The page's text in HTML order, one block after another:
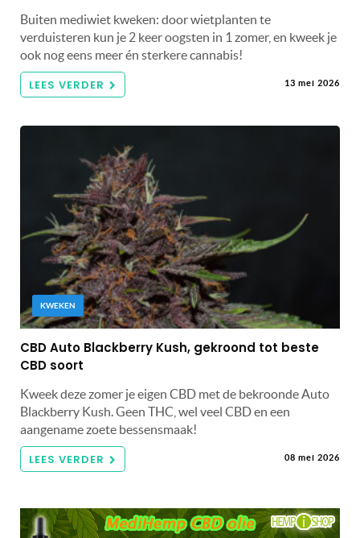
Buiten mediwiet kweken: door wietplanten te
verduisteren kun je 2 keer oogsten in 1 zomer, en kweek je
ook nog eens meer én sterkere cannabis!
LEES VERDER 13 mei 2026
KWEKEN
CBD Auto Blackberry Kush, gekroond tot beste
CBD soort
Kweek deze zomer je eigen CBD met de bekroonde Auto
Blackberry Kush. Geen THC, wel veel CBD en een
aangename zoete bessensmaak!
LEES VERDER 08 mei 2026